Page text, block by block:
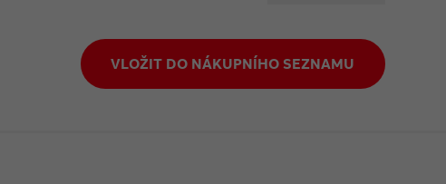
VLOŽIT DO NÁKUPNÍHO SEZNAMU